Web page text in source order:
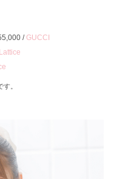
/GUCCI
Lattice
。